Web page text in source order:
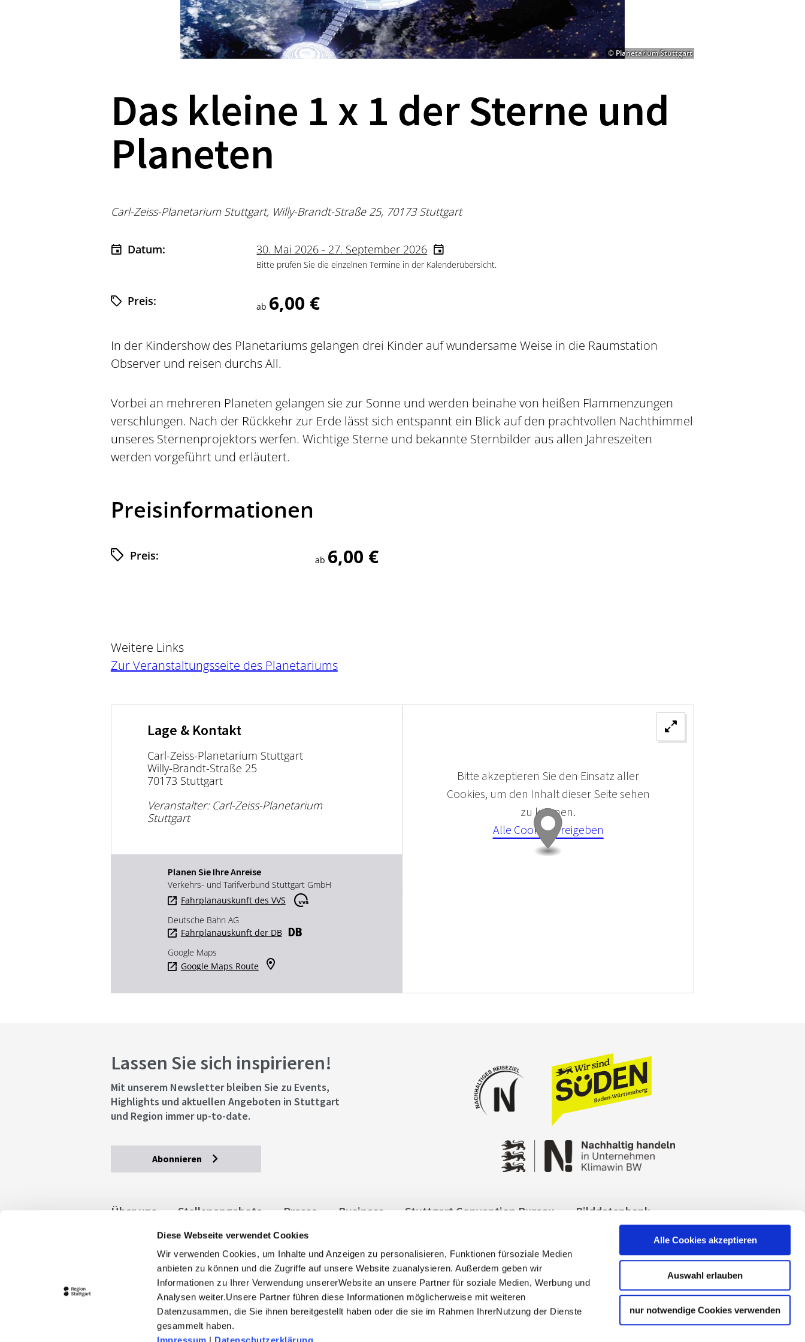
Diese Webseite verwendet Cookies
Wir verwenden Cookies, um Inhalte und Anzeigen zu personalisieren, Funktionen fürsoziale Medien
anbieten zu können und die Zugriffe auf unsere Website zuanalysieren. Außerdem geben wir
Informationen zu Ihrer Verwendung unsererWebsite an unsere Partner für soziale Medien, Werbung und
Analysen weiter.Unsere Partner führen diese Informationen möglicherweise mit weiteren
Datenzusammen, die Sie ihnen bereitgestellt haben oder die sie im Rahmen IhrerNutzung der Dienste
gesammelt haben.
Alle Cookies akzeptieren
Auswahl erlauben
nur notwendige Cookies verwenden
© Planetarium Stuttgart
Das kleine 1 x 1 der Sterne und
Planeten
Carl-Zeiss-Planetarium Stuttgart, Willy-Brandt-Straße 25, 70173 Stuttgart
Datum: 30. Mai 2026 - 27. September 2026
Bitte prüfen Sie die einzelnen Termine in der Kalenderübersicht.
Preis: ab 6,00 €
In der Kindershow des Planetariums gelangen drei Kinder auf wundersame Weise in die Raumstation
Observer und reisen durchs All.
Vorbei an mehreren Planeten gelangen sie zur Sonne und werden beinahe von heißen Flammenzungen
verschlungen. Nach der Rückkehr zur Erde lässt sich entspannt ein Blick auf den prachtvollen Nachthimmel
unseres Sternenprojektors werfen. Wichtige Sterne und bekannte Sternbilder aus allen Jahreszeiten
werden vorgeführt und erläutert.
Preisinformationen
Preis: ab 6,00 €
Weitere Links
Zur Veranstaltungsseite des Planetariums
Lage & Kontakt
Carl-Zeiss-Planetarium Stuttgart
Willy-Brandt-Straße 25
70173 Stuttgart
Veranstalter: Carl-Zeiss-Planetarium
Stuttgart
Planen Sie Ihre Anreise
Verkehrs- und Tarifverbund Stuttgart GmbH
Fahrplanauskunft des VVS
Deutsche Bahn AG
Fahrplanauskunft der DB
Google Maps
Google Maps Route
Bitte akzeptieren Sie den Einsatz aller
Cookies, um den Inhalt dieser Seite sehen
zu können.
Alle Cookies Freigeben
Lassen Sie sich inspirieren!
Mit unserem Newsletter bleiben Sie zu Events,
Highlights und aktuellen Angeboten in Stuttgart
und Region immer up-to-date.
Abonnieren
Über uns Stellenangebote Presse Business Stuttgart Convention Bureau
Bilddatenbank
Allgemeine Geschäftsbedingungen
stuttgart.de
Barrierefreiheit